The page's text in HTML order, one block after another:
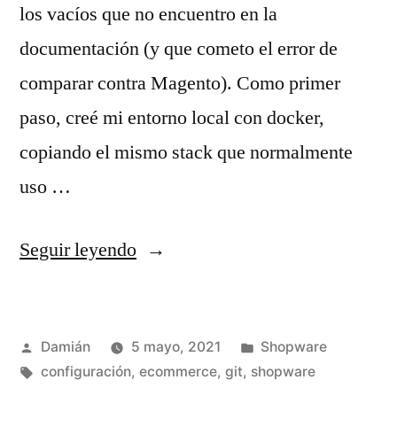
los vacíos que no encuentro en la
documentación (y que cometo el error de
comparar contra Magento). Como primer
paso, creé mi entorno local con docker,
copiando el mismo stack que normalmente
uso …
Seguir leyendo«Shopware
1»
Publicado
por
Damián 5 mayo, 2021
Publicado
en
Shopware
Etiquetas:
configuración, ecommerce, git, shopware